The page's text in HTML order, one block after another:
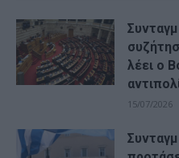
λέει ο
15/07/2026